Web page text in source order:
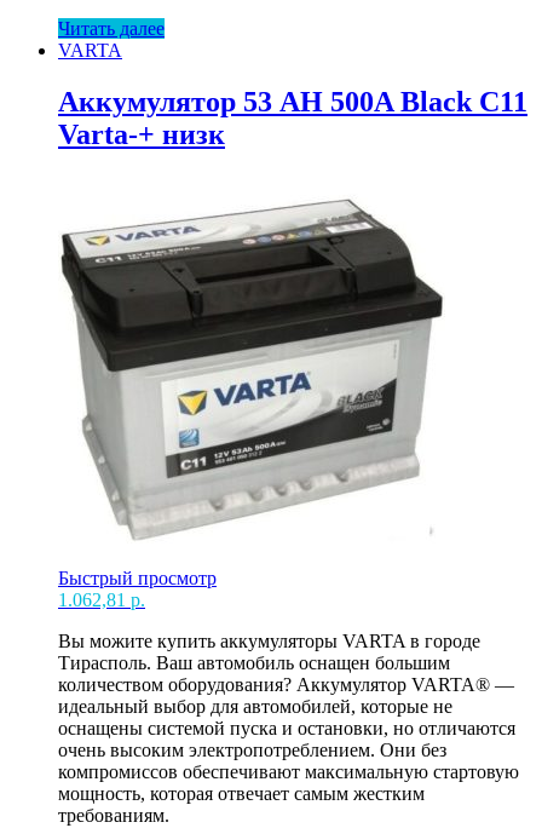
Читать далее
VARTA
Аккумулятор 53 AH 500A Black C11
Varta-+ низк
Быстрый просмотр
1.062,81 р.
Вы можите купить аккумуляторы VARTA в городе
Тирасполь. Ваш автомобиль оснащен большим
количеством оборудования? Аккумулятор VARTA® —
идеальный выбор для автомобилей, которые не
оснащены системой пуска и остановки, но отличаются
очень высоким электропотреблением. Они без
компромиссов обеспечивают максимальную стартовую
мощность, которая отвечает самым жестким
требованиям.